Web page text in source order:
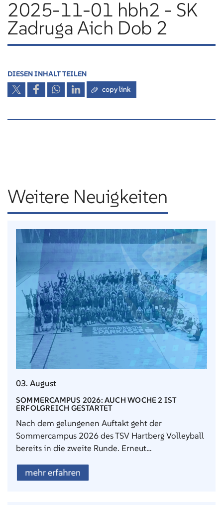
2025-11-01 hbh2 - SK
Zadruga Aich Dob 2
DIESEN INHALT TEILEN
copy link
Weitere Neuigkeiten
03. August
SOMMERCAMPUS 2026: AUCH WOCHE 2 IST
ERFOLGREICH GESTARTET
Nach dem gelungenen Auftakt geht der
Sommercampus 2026 des TSV Hartberg Volleyball
bereits in die zweite Runde. Erneut…
mehr erfahren